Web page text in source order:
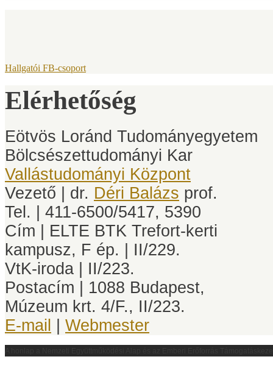
Hallgatói FB-csoport
Elérhetőség
Eötvös Loránd Tudományegyetem
Bölcsészettudományi Kar
Vallástudományi Központ
Vezető | dr. Déri Balázs prof.
Tel. | 411-6500/5417, 5390
Cím | ELTE BTK Trefort-kerti
kampusz, F ép. | II/229.
VtK-iroda | II/223.
Postacím | 1088 Budapest,
Múzeum krt. 4/F., II/223.
E-mail
Webmester